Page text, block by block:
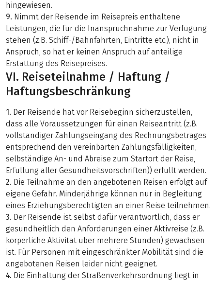
hingewiesen.
9. Nimmt der Reisende im Reisepreis enthaltene
Leistungen, die für die Inanspruchnahme zur Verfügung
stehen (z.B. Schiff-/Bahnfahrten, Eintritte etc.), nicht in
Anspruch, so hat er keinen Anspruch auf anteilige
Erstattung des Reisepreises.
VI. Reiseteilnahme / Haftung /
Haftungsbeschränkung
1. Der Reisende hat vor Reisebeginn sicherzustellen,
dass alle Voraussetzungen für einen Reiseantritt (z.B.
vollständiger Zahlungseingang des Rechnungsbetrages
entsprechend den vereinbarten Zahlungsfälligkeiten,
selbständige An- und Abreise zum Startort der Reise,
Erfüllung aller Gesundheitsvorschriften)) erfüllt werden.
2. Die Teilnahme an den angebotenen Reisen erfolgt auf
eigene Gefahr. Minderjährige können nur in Begleitung
eines Erziehungsberechtigten an einer Reise teilnehmen.
3. Der Reisende ist selbst dafür verantwortlich, dass er
gesundheitlich den Anforderungen einer Aktivreise (z.B.
körperliche Aktivität über mehrere Stunden) gewachsen
ist. Für Personen mit eingeschränkter Mobilität sind die
angebotenen Reisen leider nicht geeignet.
4. Die Einhaltung der Straßenverkehrsordnung liegt in